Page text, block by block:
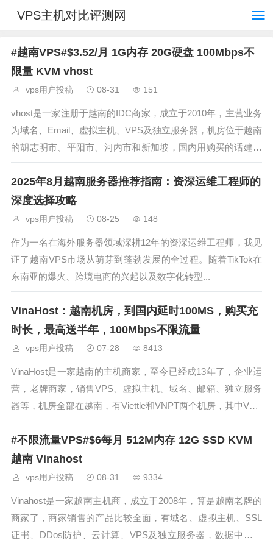
VPS主机对比评测网
#越南VPS#$3.52/月 1G内存 20G硬盘 100Mbps不
限量 KVM vhost
vps用户投稿 08-31 151
vhost是一家注册于越南的IDC商家，成立于2010年，主营业务
为域名、Email、虚拟主机、VPS及独立服务器，机房位于越南
的胡志明市、平阳市、河内市和新加坡，国内用购买的话建议
选择胡志明市机房（Cloud VPS - VNPT），电信和移动直连，
联通绕美国，有需要的朋友可以了解一下。 官方网
2025年8月越南服务器推荐指南：资深运维工程师的
深度选择攻略
vps用户投稿 08-25 148
作为一名在海外服务器领域深耕12年的资深运维工程师，我见
证了越南VPS市场从萌芽到蓬勃发展的全过程。随着TikTok在
东南亚的爆火、跨境电商的兴起以及数字化转型...
VinaHost：越南机房，到国内延时100MS，购买充
时长，最高送半年，100Mbps不限流量
vps用户投稿 07-28 8413
VinaHost是一家越南的主机商家，至今已经成13年了，企业运
营，老牌商家，销售VPS、虚拟主机、域名、邮箱、独立服务
器等，机房全部在越南，有Viettle和VNPT两个机房，其中VNP
T机房中三网直连国内的机房，他家的产品优势就是100Mbps
不限流量，目前商家发布了新的优惠，购买虚拟主机、邮箱
#不限流量VPS#$6每月 512M内存 12G SSD KVM
越南 Vinahost
vps用户投稿 08-31 9334
Vinahost是一家越南主机商，成立于2008年，算是越南老牌的
商家了，商家销售的产品比较全面，有域名、虚拟主机、SSL
证书、DDos防护、云计算、VPS及独立服务器，数据中心设